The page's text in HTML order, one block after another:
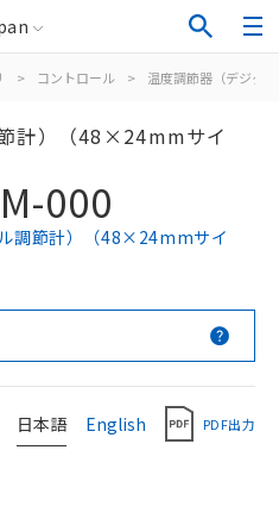
> コントロール > 温度調節器（デジタ
計）（48×24mmサイ
000
調節計）（48×24mmサイ
日本語 English PDF出力